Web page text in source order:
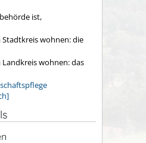
ist,
Stadtkreis wohnen: die
Landkreis wohnen: das